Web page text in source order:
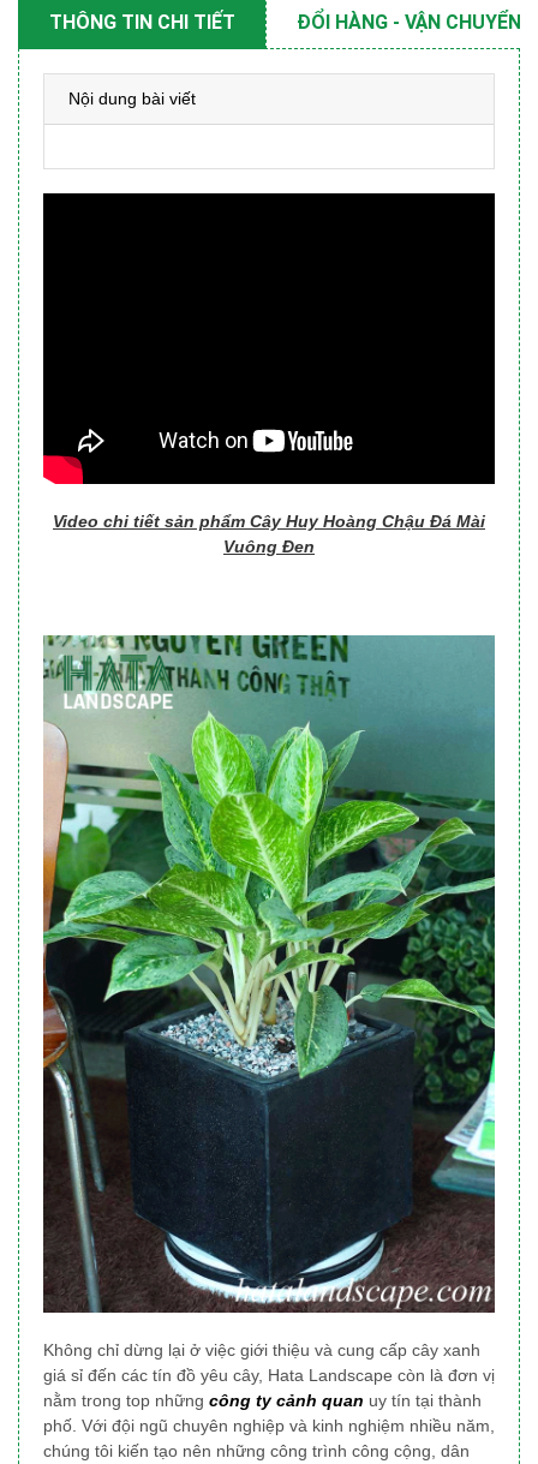
THÔNG TIN CHI TIẾT ĐỔI HÀNG - VẬN CHUYỂN
Nội dung bài viết
Video chi tiết sản phẩm Cây Huy Hoàng Chậu Đá Mài
Vuông Đen
Không chỉ dừng lại ở việc giới thiệu và cung cấp cây xanh
giá sỉ đến các tín đồ yêu cây, Hata Landscape còn là đơn vị
nằm trong top những công ty cảnh quan uy tín tại thành
phố . Với đội ngũ chuyên nghiệp và kinh nghiệm nhiều năm,
chúng tôi kiến tạo nên những công trình công cộng, dân